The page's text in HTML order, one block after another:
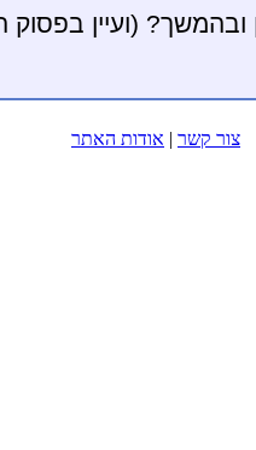
ובהמשך? (ועיין
צור קשר | אודות האתר